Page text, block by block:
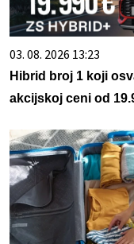
03. 08. 2026 13:23
Hibrid broj 1 koji
akcijskoj ceni od